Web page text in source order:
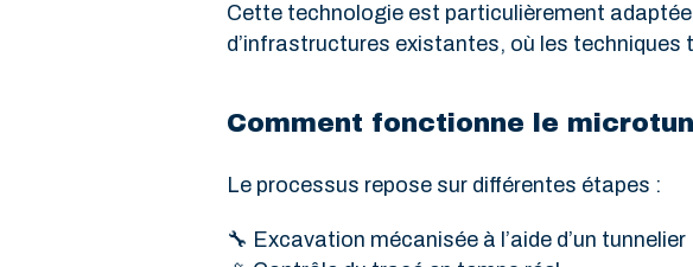
Cette technologie est particulièrement
d’infrastructures existantes, où les
Comment fonctionne le
Le processus repose sur différentes étapes :
🔧 Excavation mécanisée à l’aide d’un tunnelier